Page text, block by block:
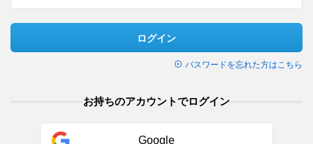
ログイン
パスワードを忘れた方はこちら
お持ちのアカウントでログイン
Google